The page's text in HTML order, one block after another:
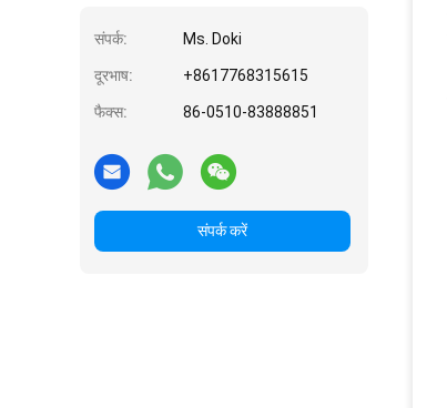
संपर्क: Ms. Doki
दूरभाष: +8617768315615
फैक्स: 86-0510-83888851
संपर्क करें